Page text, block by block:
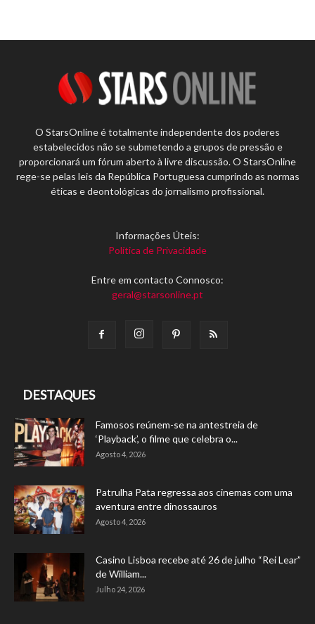
O StarsOnline é totalmente independente dos poderes
estabelecidos não se submetendo a grupos de pressão e
proporcionará um fórum aberto à livre discussão. O StarsOnline
rege-se pelas leis da República Portuguesa cumprindo as normas
éticas e deontológicas do jornalismo profissional.
Informações Úteis:
Política de Privacidade
Entre em contacto Connosco:
geral@starsonline.pt
DESTAQUES
Famosos reúnem-se na antestreia de
‘Playback’, o filme que celebra o...
Agosto 4, 2026
Patrulha Pata regressa aos cinemas com uma
aventura entre dinossauros
Agosto 4, 2026
Casino Lisboa recebe até 26 de julho “Rei Lear”
de William...
Julho 24, 2026